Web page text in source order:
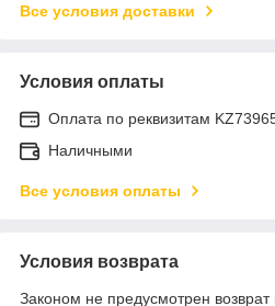
Все условия доставки
Условия оплаты
Оплата по реквизитам
Наличными
Все условия оплаты
Условия возврата
Законом не предусмотрен